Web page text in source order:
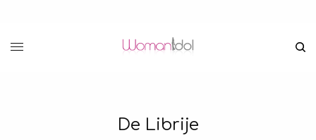
De Librije